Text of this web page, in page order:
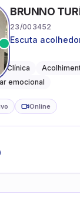
BRUNNO
23/003452
Escuta
Clínica
emocional
Online